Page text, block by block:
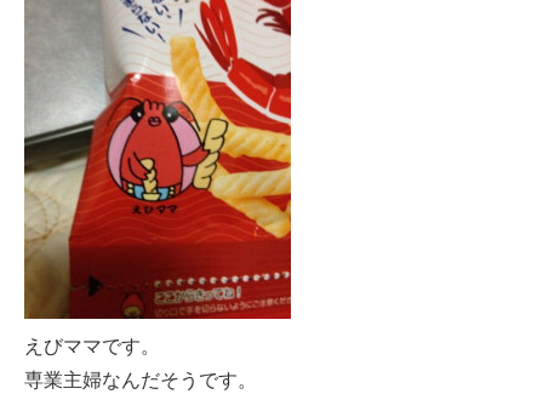
えびママです。
専業主婦なんだそうです。